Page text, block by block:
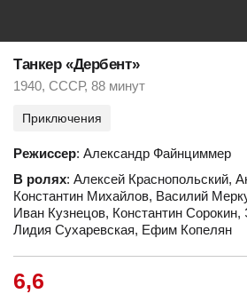
Танкер «Дербент»
1940, СССР, 88 минут
Приключения
Режиссер: Александр Файнциммер
В ролях: Алексей Краснопольский,
Константин Михайлов, Василий
Иван Кузнецов, Константин
Лидия Сухаревская, Ефим Копелян
6,6